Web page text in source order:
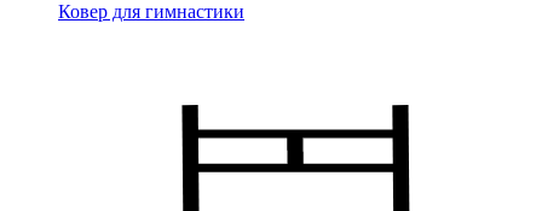
Ковер для гимнастики